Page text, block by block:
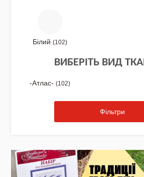
NEW 2026 - "Українська
Нова колекція -
Білий(102)
ВИБЕРІТЬ ВИД
-Атлас-(102)
Фільтри